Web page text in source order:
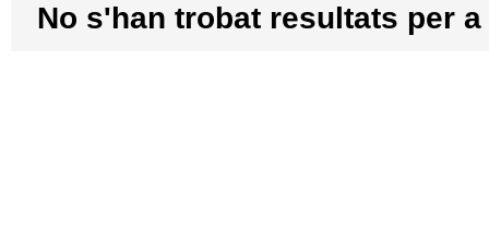
No s'han trobat resultats per